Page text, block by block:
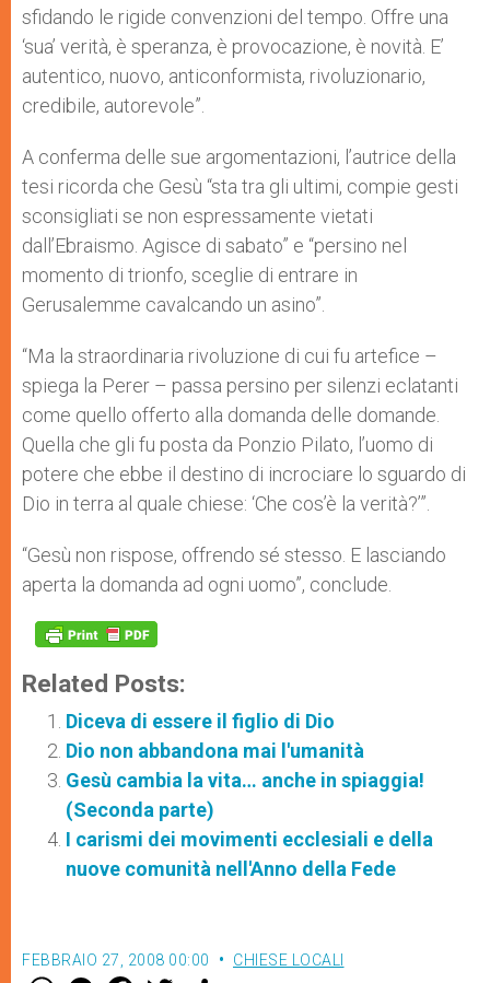
sfidando le rigide convenzioni del tempo. Offre una
‘sua’ verità, è speranza, è provocazione, è novità. E’
autentico, nuovo, anticonformista, rivoluzionario,
credibile, autorevole”.
A conferma delle sue argomentazioni, l’autrice della
tesi ricorda che Gesù “sta tra gli ultimi, compie gesti
sconsigliati se non espressamente vietati
dall’Ebraismo. Agisce di sabato” e “persino nel
momento di trionfo, sceglie di entrare in
Gerusalemme cavalcando un asino”.
“Ma la straordinaria rivoluzione di cui fu artefice –
spiega la Perer – passa persino per silenzi eclatanti
come quello offerto alla domanda delle domande.
Quella che gli fu posta da Ponzio Pilato, l’uomo di
potere che ebbe il destino di incrociare lo sguardo di
Dio in terra al quale chiese: ‘Che cos’è la verità?’”.
“Gesù non rispose, offrendo sé stesso. E lasciando
aperta la domanda ad ogni uomo”, conclude.
Related Posts:
Diceva di essere il figlio di Dio
Dio non abbandona mai l'umanità
Gesù cambia la vita… anche in spiaggia!
(Seconda parte)
I carismi dei movimenti ecclesiali e della
nuove comunità nell'Anno della Fede
FEBBRAIO 27, 2008 00:00 CHIESE LOCALI